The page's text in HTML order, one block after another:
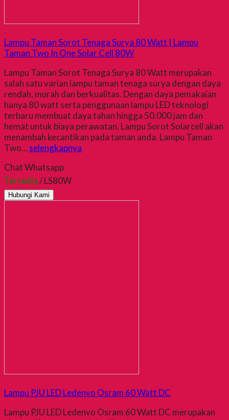
Lampu Taman Sorot Tenaga Surya 80 Watt | Lampu
Taman Two In One Solar Cell 80W
Lampu Taman Sorot Tenaga Surya 80 Watt merupakan
salah satu varian lampu taman tenaga surya dengan daya
rendah, murah dan berkualitas. Dengan daya pemakaian
hanya 80 watt serta penggunaan lampu LED teknologi
terbaru membuat daya tahan hingga 50.000 jam dan
hemat untuk biaya perawatan. Lampu Sorot Solarcell akan
menambah kecantikan pada taman anda. Lampu Taman
Two…selengkapnya
Chat Whatsapp
Tersedia/ LS80W
Hubungi Kami
Lampu PJU LED Ledenvo Osram 60 Watt DC
Lampu PJU LED Ledenvo Osram 60 Watt DC merupakan